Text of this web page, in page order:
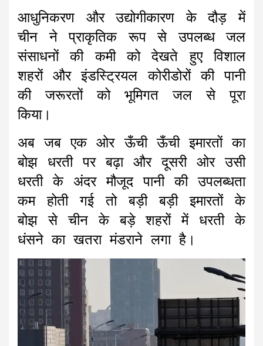
आधुनिकरण और उद्योगीकारण के दौड़ में
चीन ने प्राकृतिक रूप से उपलब्ध जल
संसाधनों की कमी को देखते हुए विशाल
शहरों और इंडस्ट्रियल कोरीडोरों की पानी
की जरूरतों को भूमिगत जल से पूरा
किया।
अब जब एक ओर ऊँची ऊँची इमारतों का
बोझ धरती पर बढ़ा और दूसरी ओर उसी
धरती के अंदर मौजूद पानी की उपलब्धता
कम होती गई तो बड़ी बड़ी इमारतों के
बोझ से चीन के बड़े शहरों में धरती के
धंसने का खतरा मंडराने लगा है।